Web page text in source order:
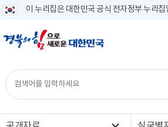
이 누리집은 대한민국 공식 전자정부 누리집